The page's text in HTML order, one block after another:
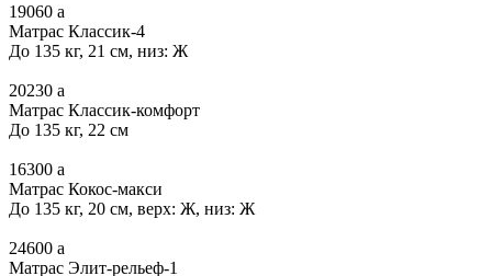
19060 a
Матрас Классик-4
До 135 кг, 21 см, низ: Ж
20230 a
Матрас Классик-комфорт
До 135 кг, 22 см
16300 a
Матрас Кокос-макси
До 135 кг, 20 см, верх: Ж, низ: Ж
24600 a
Матрас Элит-рельеф-1